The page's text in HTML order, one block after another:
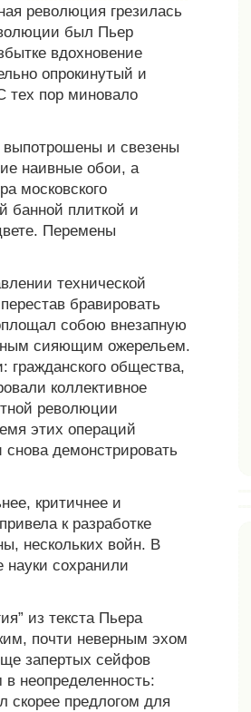
революция грезилась
был Пьер
вдохновение
опрокинутый и
тех пор миновало
и свезены
наивные обои, а
московского
банной плиткой и
Перемены
технической
бравировать
собою внезапную
сияющим ожерельем.
общества,
коллективное
революции
этих операций
демонстрировать
критичнее и
к разработке
нескольких войн. В
сохранили
из текста Пьера
почти неверным эхом
запертых сейфов
в неопределенность:
скорее предлогом для